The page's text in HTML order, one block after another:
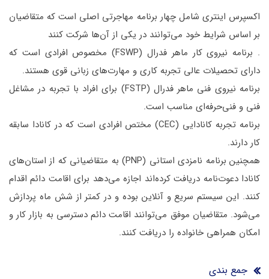
اکسپرس اینتری شامل چهار برنامه مهاجرتی اصلی است که متقاضیان
بر اساس شرایط خود می‌توانند در یکی از آن‌ها شرکت کنند
. برنامه نیروی کار ماهر فدرال (FSWP) مخصوص افرادی است که
دارای تحصیلات عالی تجربه کاری و مهارت‌های زبانی قوی هستند.
برنامه نیروی فنی ماهر فدرال (FSTP) برای افراد با تجربه در مشاغل
فنی و فنی‌حرفه‌ای مناسب است.
برنامه تجربه کانادایی (CEC) مختص افرادی است که در کانادا سابقه
کار دارند.
همچنین برنامه نامزدی استانی (PNP) به متقاضیانی که از استان‌های
کانادا دعوت‌نامه دریافت کرده‌اند اجازه می‌دهد برای اقامت دائم اقدام
کنند. این سیستم سریع و آنلاین بوده و در کمتر از شش ماه پردازش
می‌شود. متقاضیان موفق می‌توانند اقامت دائم دسترسی به بازار کار و
امکان همراهی خانواده را دریافت کنند.
جمع بندی